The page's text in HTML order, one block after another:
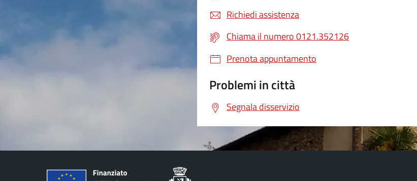
Richiedi assistenza
Chiama il numero 0121.352126
Prenota appuntamento
Problemi in città
Segnala disservizio